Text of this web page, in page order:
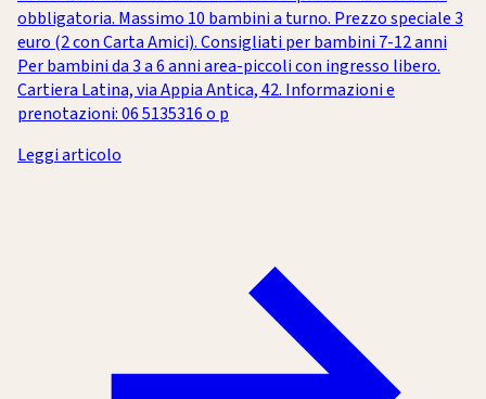
obbligatoria. Massimo 10 bambini a turno. Prezzo speciale 3
euro (2 con Carta Amici). Consigliati per bambini 7-12 anni
Per bambini da 3 a 6 anni area-piccoli con ingresso libero.
Cartiera Latina, via Appia Antica, 42. Informazioni e
prenotazioni: 06 5135316 o p
Leggi articolo